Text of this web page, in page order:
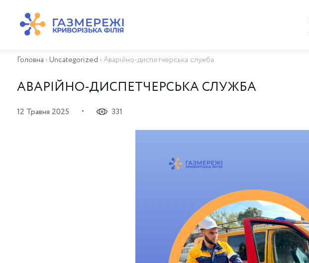
ПРО КОМПАНІЮ
ВАЖЛИВА ІНФОРМАЦІЯ
КАР’ЄРА
ПРИЄДНАННЯ
Головна › Uncategorized ›Аварійно-диспетчерська служба
АВАРІЙНО-ДИСПЕТЧЕРСЬКА СЛУЖБА
12 Травня 2025 • 331